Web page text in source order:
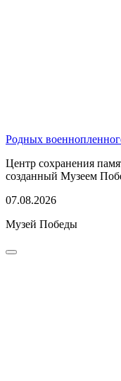
Родных
Центр сохранения
созданный Музеем
07.08.2026
Музей Победы